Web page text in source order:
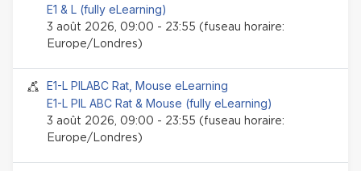
E1 & L (fully eLearning)
3 août 2026, 09:00 - 23:55 (fuseau horaire:
Europe/Londres)
Session Face-to-face
E1-L PILABC Rat, Mouse eLearning
E1-L PIL ABC Rat & Mouse (fully eLearning)
3 août 2026, 09:00 - 23:55 (fuseau horaire:
Europe/Londres)